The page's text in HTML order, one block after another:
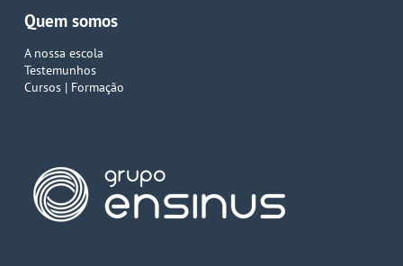
Quem somos
A nossa escola
Testemunhos
Cursos | Formação